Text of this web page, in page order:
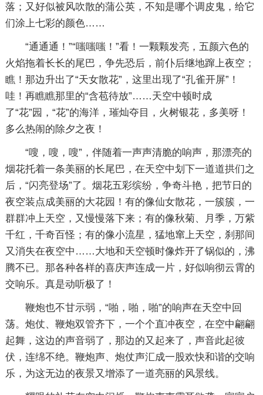
落；又好似被风吹散的蒲公英，不知是哪个调皮鬼，给它
们涂上七彩的颜色……
“通通通！”“嗤嗤嗤！”看！一颗颗发亮，五颜六色的
火焰拖着长长的尾巴，争先恐后，前仆后继地蹿上夜空；
瞧！那边升出了“天女散花”，这里出现了“孔雀开屏”！
哇！再瞧瞧那里的“含苞待放”……天空中顿时成
了“花”园，“花”的海洋，璀灿夺目，火树银花，多美呀！
多么热闹的除夕之夜！
“嗖，嗖，嗖”，伴随着一声声清脆的响声，那漂亮的
烟花托着一条美丽的长尾巴，在天空中划下一道道拱们之
后，“闪亮登场”了。烟花五彩缤纷，争奇斗艳，把节日的
夜空装点成美丽的大花园！有的像仙女散花，一簇簇，一
群群冲上天空，又慢慢落下来；有的像秋菊、月季，万紫
千红，千奇百怪；有的像小流星，猛地窜上天空，刹那间
又消失在夜空中……大地和天空顿时像炸开了锅似的，沸
腾不已。那各种各样的喜庆声连成一片，好似响彻云霄的
交响乐。真是动听极了！
鞭炮也不甘示弱，“啪，啪，啪”的响声在天空中回
荡。炮仗、鞭炮双管齐下，一个个直冲夜空，在空中翩翩
起舞，这边的声音弱了，那边的又起来了，声音此起彼
伏，连绵不绝。鞭炮声、炮仗声汇成一股欢快和谐的交响
乐，为这无边的夜景又增添了一道亮丽的风景线。